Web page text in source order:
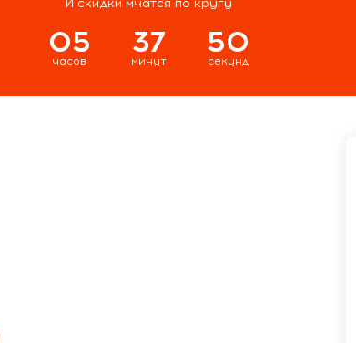
И скидки мчатся по кругу
05
часов
37
минут
49
секунд